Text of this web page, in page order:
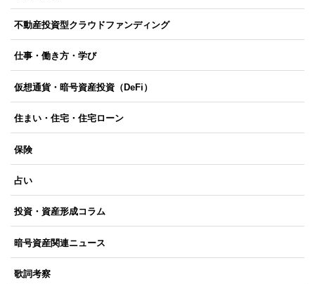
不動産投資型クラウドファンディング
仕事・働き方・学び
仮想通貨・暗号資産投資（DeFi）
住まい・住宅・住宅ローン
保険
占い
投資・資産形成コラム
暗号資産関連ニュース
歌詞考察